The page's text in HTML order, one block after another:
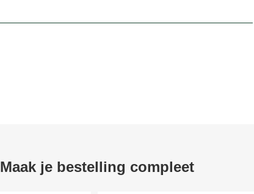
Maak je bestelling compleet